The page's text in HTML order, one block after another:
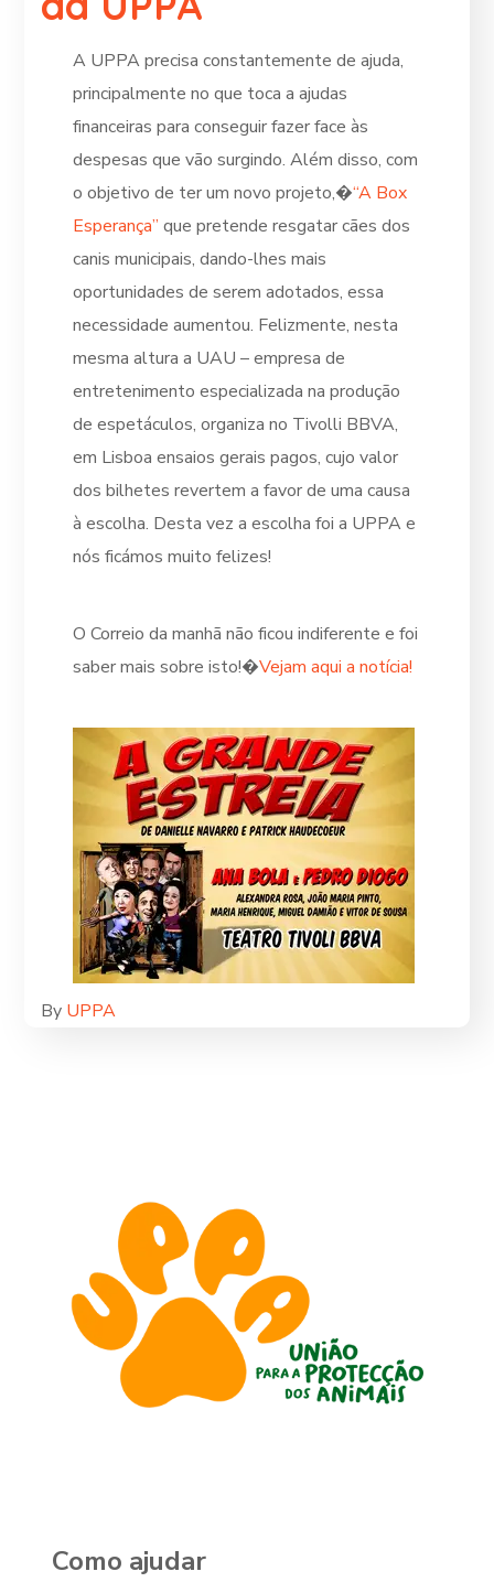
A UPPA precisa constantemente de ajuda,
principalmente no que toca a ajudas
financeiras para conseguir fazer face às
despesas que vão surgindo. Além disso, com
o objetivo de ter um novo projeto,�“A Box
Esperança” que pretende resgatar cães dos
canis municipais, dando-lhes mais
oportunidades de serem adotados, essa
necessidade aumentou. Felizmente, nesta
mesma altura a UAU – empresa de
entretenimento especializada na produção
de espetáculos, organiza no Tivolli BBVA,
em Lisboa ensaios gerais pagos, cujo valor
dos bilhetes revertem a favor de uma causa
à escolha. Desta vez a escolha foi a UPPA e
nós ficámos muito felizes!
O Correio da manhã não ficou indiferente e foi
saber mais sobre isto!�Vejam aqui a notícia!
By UPPA
Como ajudar